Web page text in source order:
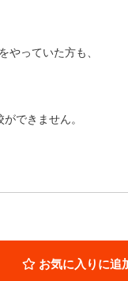
やっていた方も、
できません。
お気に入りに追